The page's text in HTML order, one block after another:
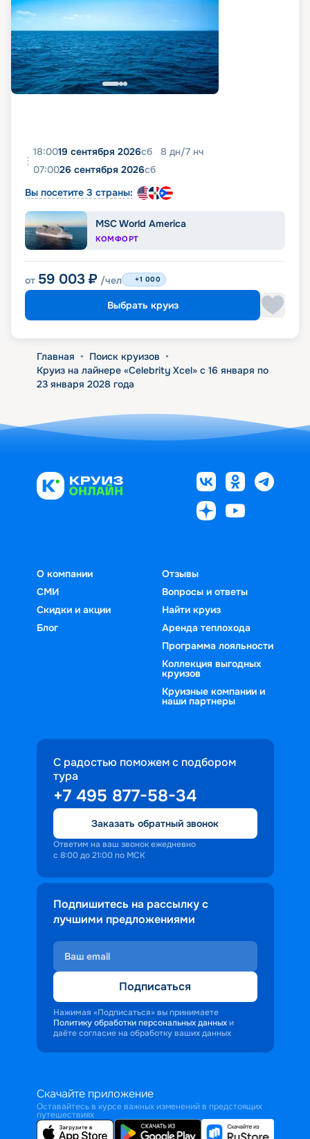
18:0019 сентября 2026сб 8 дн/7 нч
07:0026 сентября 2026сб
Вы посетите 3 страны:
MSC World America
КОМФОРТ
от 59 003 ₽ /чел +1 000
Выбрать круиз
Главная • Поиск круизов •
Круиз на лайнере «Celebrity Xcel» с 16 января по
23 января 2028 года
О компании
СМИ
Скидки и акции
Блог
Отзывы
Вопросы и ответы
Найти круиз
Аренда теплохода
Программа лояльности
Коллекция выгодных
круизов
Круизные компании и
наши партнеры
С радостью поможем с подбором
тура
+7 495 877-58-34
Заказать обратный звонок
Ответим на ваш звонок ежедневно
с 8:00 до 21:00 по МСК
Подпишитесь на рассылку с
лучшими предложениями
Подписаться
Нажимая «Подписаться» вы принимаете
Политику обработки персональных данных и
даёте согласие на обработку ваших данных
Скачайте приложение
Оставайтесь в курсе важных изменений в предстоящих
путешествиях